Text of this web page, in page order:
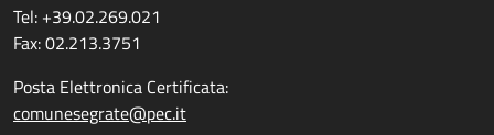
Tel: +39.02.269.021
Fax: 02.213.3751
Posta Elettronica Certificata:
comunesegrate@pec.it